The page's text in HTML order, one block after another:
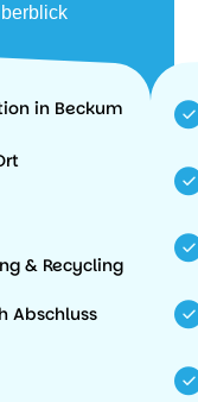
in Beckum
& Recycling
Abschluss